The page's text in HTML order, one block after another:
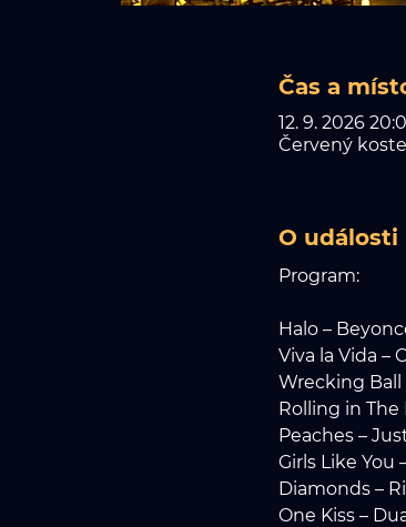
Čas a
12. 9. 2026
Červený
O události
Program:
Halo –
Viva la Vida –
Wrecking Ball
Rolling in The
Peaches –
Girls Like You
Diamonds –
One Kiss –